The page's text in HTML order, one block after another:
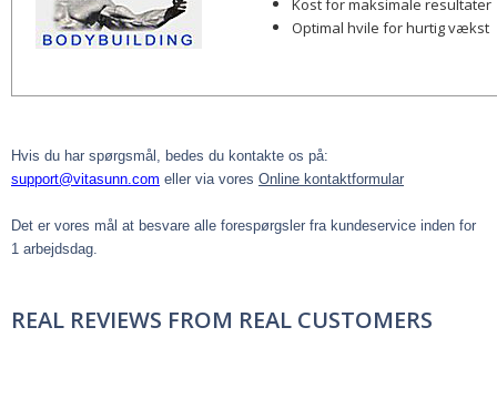
Kost for maksimale resultater
Optimal hvile for hurtig vækst
Hvis du har spørgsmål, bedes du kontakte os på:
support@vitasunn.com eller via vores Online kontaktformular
Det er vores mål at besvare alle forespørgsler fra kundeservice inden for
1 arbejdsdag.
REAL REVIEWS FROM REAL CUSTOMERS